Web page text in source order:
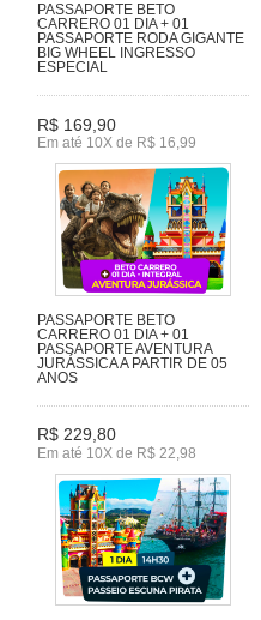
PASSAPORTE BETO
CARRERO 01 DIA + 01
PASSAPORTE RODA GIGANTE
BIG WHEEL INGRESSO
ESPECIAL
R$ 169,90
Em até 10X de R$ 16,99
PASSAPORTE BETO
CARRERO 01 DIA + 01
PASSAPORTE AVENTURA
JURÁSSICA A PARTIR DE 05
ANOS
R$ 229,80
Em até 10X de R$ 22,98